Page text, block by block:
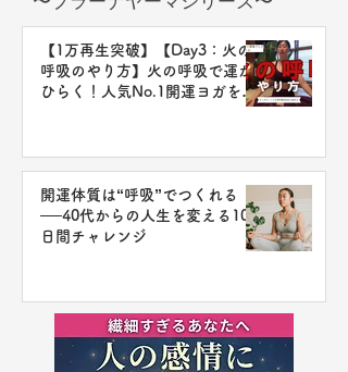
【1万再生突破】【Day3：火の
呼吸のやり方】火の呼吸で運が
ひらく！人気No.1開運ヨガを体
開運体質は“呼吸”でつくれる
──40代からの人生を変える10
日間チャレンジ